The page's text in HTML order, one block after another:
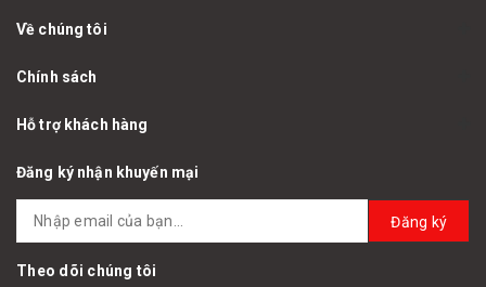
Về chúng tôi
Chính sách
Hỗ trợ khách hàng
Đăng ký nhận khuyến mại
Đăng ký
Theo dõi chúng tôi